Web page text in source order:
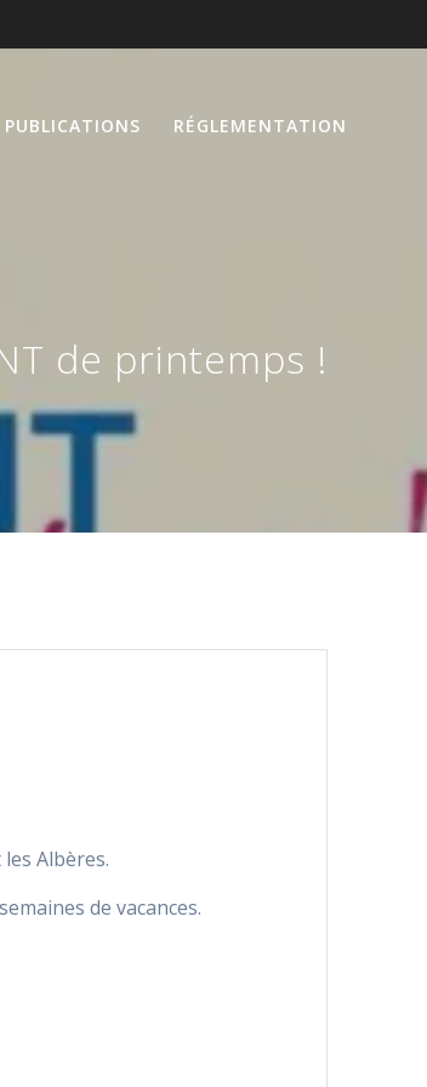
PUBLICATIONS RÉGLEMENTATION
de printemps !
Albères.
de vacances.